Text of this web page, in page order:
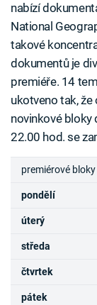
nabízí
National
takové
dokumentů je
premiéře. 14
ukotveno tak, že
novinkové bloky
22.00 hod. se
premiérové bloky
pondělí
úterý
středa
čtvrtek
pátek